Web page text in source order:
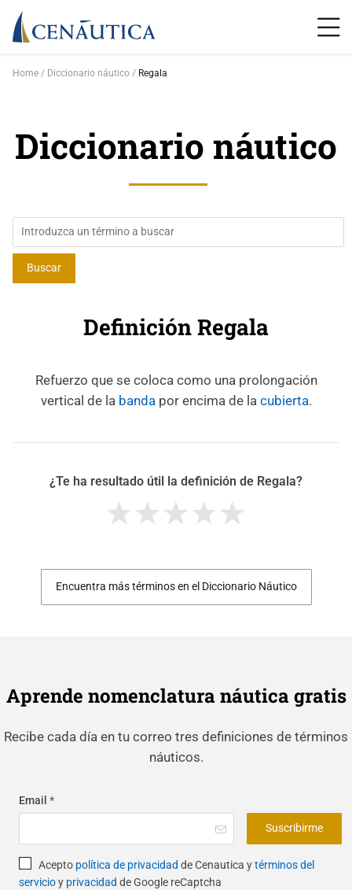
Home Diccionario náutico Regala
Diccionario náutico
Definición Regala
Refuerzo que se coloca como una prolongación
vertical de la bandapor encima de la cubierta.
¿Te ha resultado útil la definición de Regala?
Encuentra más términos en el Diccionario Náutico
Aprende nomenclatura náutica gratis
Recibe cada día en tu correo tres definiciones de términos
náuticos.
Email *
Suscribirme
Acepto política de privacidad de Cenautica ytérminos del
servicioy privacidad de Google reCaptcha